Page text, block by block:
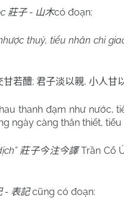
莊子- 山木có đoạn:
thuỷ, tiểu nhân chi
甘若醴; 君子淡以親, 小人甘
thanh đạm như nước,
ngày càng thân thiết,
莊子今注今譯Trần Cổ
- 表記cũng có đoạn: